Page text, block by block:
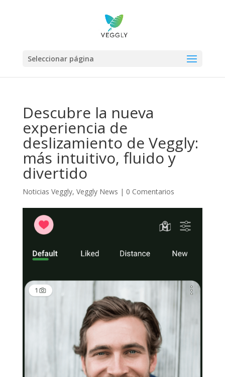
Seleccionar página
Descubre la nueva
experiencia de
deslizamiento de Veggly:
más intuitivo, fluido y
divertido
Noticias Veggly, Veggly News | 0 Comentarios